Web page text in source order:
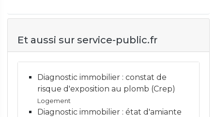
Et aussi sur service-public.fr
Diagnostic immobilier : constat de
risque d'exposition au plomb (Crep)
Logement
Diagnostic immobilier : état d'amiante